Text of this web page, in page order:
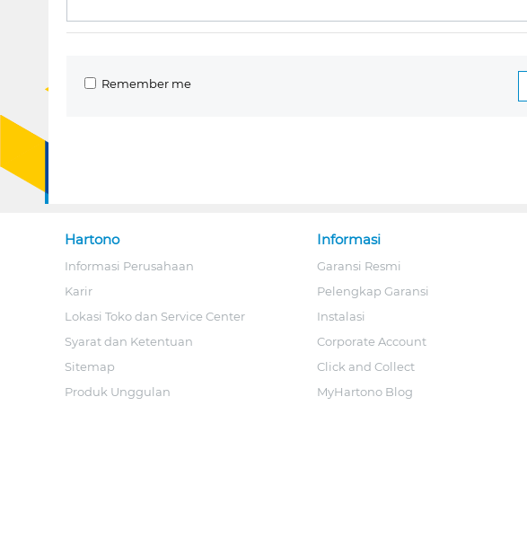
Remember me
Hartono
Informasi Perusahaan
Karir
Lokasi Toko dan Service Center
Syarat dan Ketentuan
Sitemap
Produk Unggulan
Informasi
Garansi Resmi
Pelengkap Garansi
Instalasi
Corporate Account
Click and Collect
MyHartono Blog